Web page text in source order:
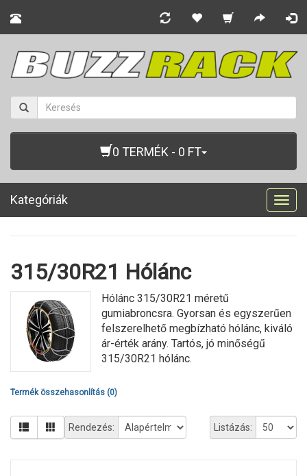
0 TERMÉK - 0 FT
Kategóriák
315/30R21 Hólánc
Hólánc 315/30R21 méretű
gumiabroncsra. Gyorsan és egyszerűen
felszerelhető megbízható hólánc, kiváló
ár-érték arány. Tartós, jó minőségű
315/30R21 hólánc.
Termék összehasonlítás (0)
Listázás:
Rendezés: